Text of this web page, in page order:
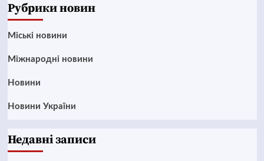
Рубрики новин
Mіські новини
Міжнародні новини
Новини
Новини України
Недавні записи